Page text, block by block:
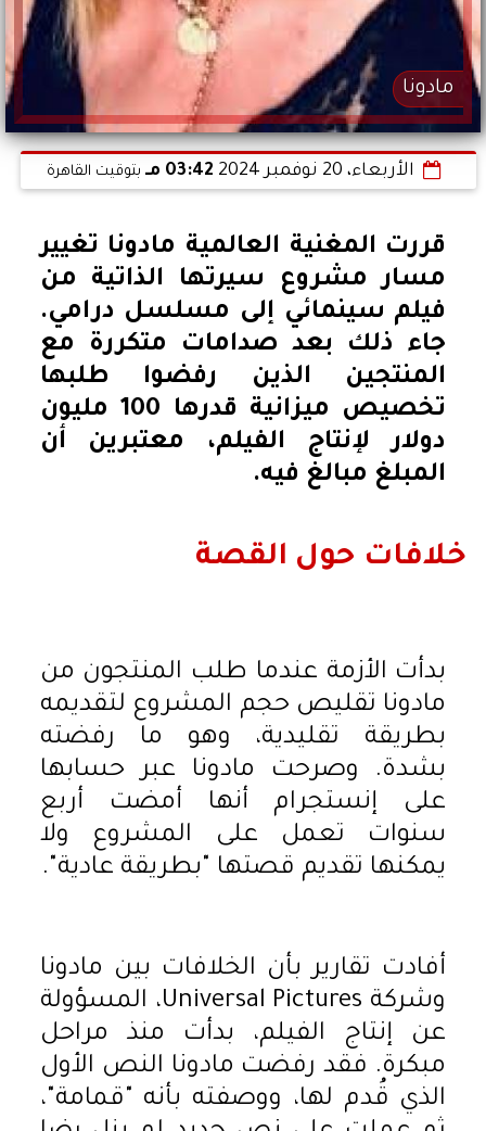
مادونا
الأربعاء، 20 نوفمبر 2024 03:42 مـ بتوقيت القاهرة
قررت المغنية العالمية مادونا تغيير
مسار مشروع سيرتها الذاتية من
فيلم سينمائي إلى مسلسل درامي.
جاء ذلك بعد صدامات متكررة مع
المنتجين الذين رفضوا طلبها
تخصيص ميزانية قدرها 100 مليون
دولار لإنتاج الفيلم، معتبرين أن
المبلغ مبالغ فيه.
خلافات حول القصة
بدأت الأزمة عندما طلب المنتجون من
مادونا تقليص حجم المشروع لتقديمه
بطريقة تقليدية، وهو ما رفضته
بشدة. وصرحت مادونا عبر حسابها
على إنستجرام أنها أمضت أربع
سنوات تعمل على المشروع ولا
يمكنها تقديم قصتها "بطريقة عادية".
أفادت تقارير بأن الخلافات بين مادونا
وشركة Universal Pictures، المسؤولة
عن إنتاج الفيلم، بدأت منذ مراحل
مبكرة. فقد رفضت مادونا النص الأول
الذي قُدم لها، ووصفته بأنه "قمامة"،